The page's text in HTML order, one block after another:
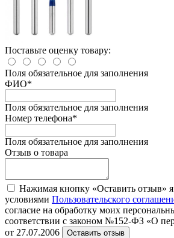
Поставьте оценку товару:
Поля обязательное для заполнения
ФИО*
Поля обязательное для заполнения
Номер телефона*
Поля обязательное для заполнения
Отзыв о товара
Нажимая кнопку «Оставить отзыв»
условиями Пользовательского
согласие на обработку моих
соответствии с законом №152-ФЗ «О
от 27.07.2006
Оставить отзыв